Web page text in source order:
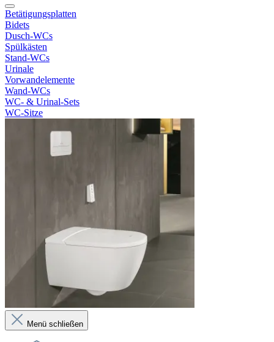
Betätigungsplatten
Bidets
Dusch-WCs
Spülkästen
Stand-WCs
Urinale
Vorwandelemente
Wand-WCs
WC- & Urinal-Sets
WC-Sitze
Menü schließen